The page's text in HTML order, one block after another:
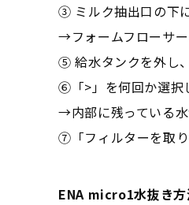
③ ミルク抽出口の下
→フォームフローサー
⑤ 給水タンクを外し
⑥「>」を何回か選択
→内部に残っている水
⑦「フィルターを取
ENA micro1水抜き